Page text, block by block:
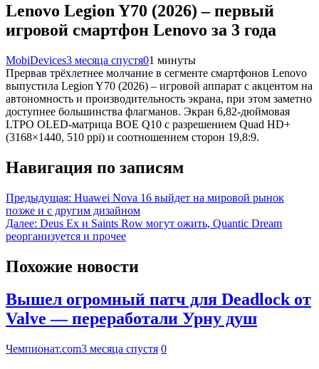
Lenovo Legion Y70 (2026) – первый
игровой смартфон Lenovo за 3 года
MobiDevices3 месяца спустя01 минуты
Прервав трёхлетнее молчание в сегменте смартфонов Lenovo
выпустила Legion Y70 (2026) – игровой аппарат с акцентом на
автономность и производительность экрана, при этом заметно
доступнее большинства флагманов. Экран 6,82-дюймовая
LTPO OLED-матрица BOE Q10 с разрешением Quad HD+
(3168×1440, 510 ppi) и соотношением сторон 19,8:9.
Навигация по записям
Предыдущая: Huawei Nova 16 выйдет на мировой рынок
позже и с другим дизайном
Далее: Deus Ex и Saints Row могут ожить, Quantic Dream
реорганизуется и прочее
Похожие новости
Вышел огромный патч для Deadlock от
Valve — переработали Урну душ
Чемпионат.com3 месяца спустя 0